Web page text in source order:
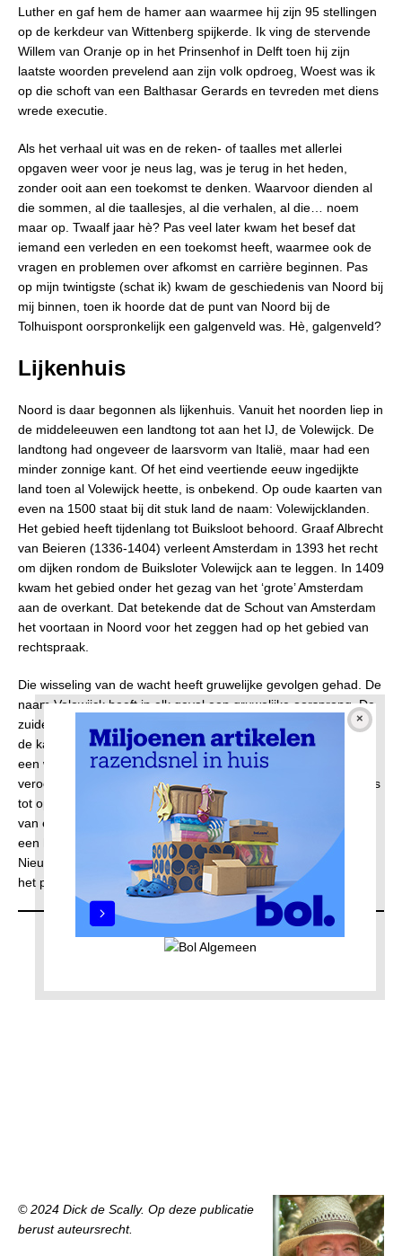
Luther en gaf hem de hamer aan waarmee hij zijn 95 stellingen
op de kerkdeur van Wittenberg spijkerde. Ik ving de stervende
Willem van Oranje op in het Prinsenhof in Delft toen hij zijn
laatste woorden prevelend aan zijn volk opdroeg, Woest was ik
op die schoft van een Balthasar Gerards en tevreden met diens
wrede executie.
Als het verhaal uit was en de reken- of taalles met allerlei
opgaven weer voor je neus lag, was je terug in het heden,
zonder ooit aan een toekomst te denken. Waarvoor dienden al
die sommen, al die taallesjes, al die verhalen, al die… noem
maar op. Twaalf jaar hè? Pas veel later kwam het besef dat
iemand een verleden en een toekomst heeft, waarmee ook de
vragen en problemen over afkomst en carrière beginnen. Pas
op mijn twintigste (schat ik) kwam de geschiedenis van Noord bij
mij binnen, toen ik hoorde dat de punt van Noord bij de
Tolhuispont oorspronkelijk een galgenveld was. Hè, galgenveld?
Lijkenhuis
Noord is daar begonnen als lijkenhuis. Vanuit het noorden liep in
de middeleeuwen een landtong tot aan het IJ, de Volewijck. De
landtong had ongeveer de laarsvorm van Italië, maar had een
minder zonnige kant. Of het eind veertiende eeuw ingedijkte
land toen al Volewijck heette, is onbekend. Op oude kaarten van
even na 1500 staat bij dit stuk land de naam: Volewijcklanden.
Het gebied heeft tijdenlang tot Buiksloot behoord. Graaf Albrecht
van Beieren (1336-1404) verleent Amsterdam in 1393 het recht
om dijken rondom de Buiksloter Volewijck aan te leggen. In 1409
kwam het gebied onder het gezag van het ‘grote’ Amsterdam
aan de overkant. Dat betekende dat de Schout van Amsterdam
het voortaan in Noord voor het zeggen had op het gebied van
rechtspraak.
Die wisseling van de wacht heeft gruwelijke gevolgen gehad. De
naam Volewijck heeft in elk geval een gruwelijke oorsprong. De
zuidelijke punt van de laars kreeg de naam Galgenveld. Vanaf
de kant van de stad moet Noord eeuwenlang de aanblik van
een wrede executieplaats hebben geboden. Na een
veroordeling werd het vonnis -variërend van eenvoudige boetes
tot opsluiting of verbanning- stante pede uitgevoerd. In geval
van een doodstraf werd de ter dood veroordeelde -meestal na
een helse marteling- direct geëxecuteerd op de Dam of aan de
Nieuwmarkt. De executie was een openbare vertoning die voor
het publiek vooral een les in deugdzaamheid moest zijn.
© 2024 Dick de Scally. Op deze publicatie
berust auteursrecht.